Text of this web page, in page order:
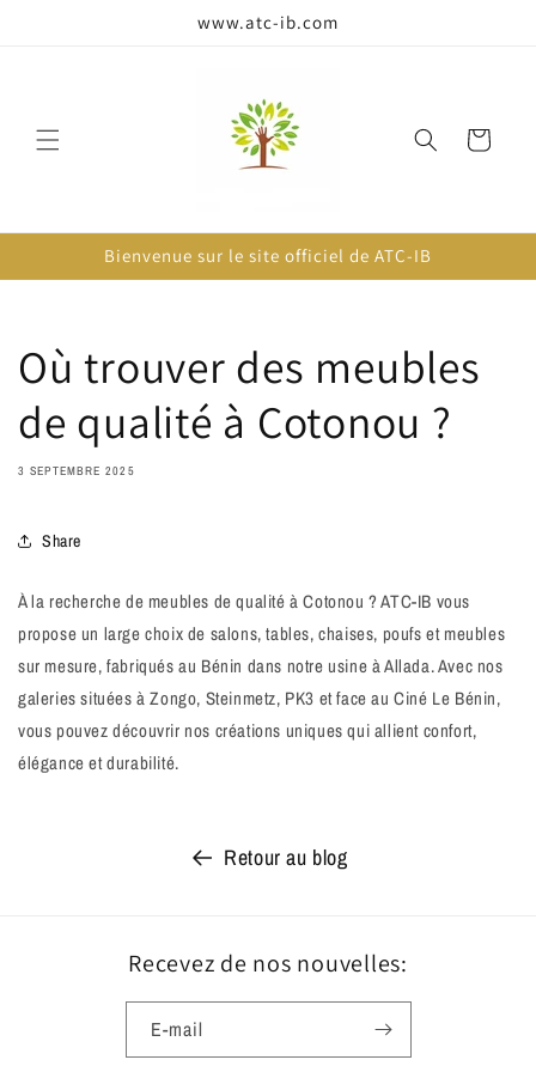
www.atc-ib.com
Panier
Bienvenue sur le site officiel de ATC-IB
Où trouver des meubles
de qualité à Cotonou ?
3 SEPTEMBRE 2025
Share
À la recherche de meubles de qualité à Cotonou ? ATC-IB vous
propose un large choix de salons, tables, chaises, poufs et meubles
sur mesure, fabriqués au Bénin dans notre usine à Allada. Avec nos
galeries situées à Zongo, Steinmetz, PK3 et face au Ciné Le Bénin,
vous pouvez découvrir nos créations uniques qui allient confort,
élégance et durabilité.
Retour au blog
Recevez de nos nouvelles:
E-mail